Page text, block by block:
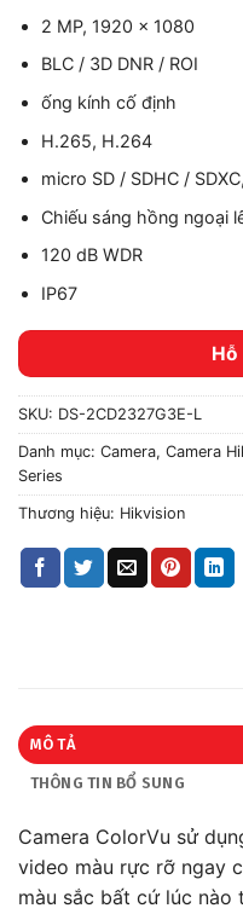
2 MP, 1920 x 1080
BLC / 3D DNR / ROI
ống kính cố định
H.265, H.264
micro SD / SDHC /
Chiếu sáng hồng ngoại
120 dB WDR
IP67
SKU: DS-2CD2327G3E-L
Danh mục: Camera, Camera
Series
Thương hiệu: Hikvision
MÔ TẢ
THÔNG TIN BỔ SUNG
Camera ColorVu sử
video màu rực rỡ ngay
màu sắc bất cứ lúc